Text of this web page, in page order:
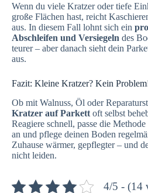
Wenn du viele Kratzer oder tiefe
große Flächen hast, reicht
aus. In diesem Fall lohnt sich ein
Abschleifen und Versiegeln des
teurer – aber danach sieht dein
aus.
Fazit: Kleine Kratzer? Kein
Ob mit Walnuss, Öl oder
Kratzer auf Parkett oft selbst
Reagiere schnell, passe die
an und pflege deinen Boden
Zuhause wärmer, gepflegter – und
nicht leiden.
4/5 - (14